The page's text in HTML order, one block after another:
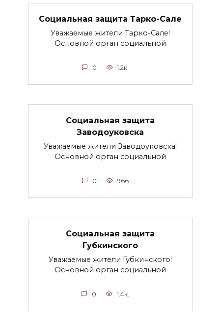
Социальная защита Тарко-Сале
Уважаемые жители Тарко-Сале!
Основной орган социальной
0 1.2к.
Социальная защита
Заводоуковска
Уважаемые жители Заводоуковска!
Основной орган социальной
0 966
Социальная защита
Губкинского
Уважаемые жители Губкинского!
Основной орган социальной
0 1.4к.